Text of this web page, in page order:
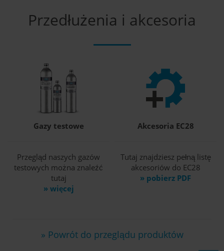
Przedłużenia i akcesoria
Gazy testowe
Przegląd naszych gazów
testowych można znaleźć
tutaj
» więcej
Akcesoria EC28
Tutaj znajdziesz pełną listę
akcesoriów do EC28
» pobierz PDF
» Powrót do przeglądu produktów